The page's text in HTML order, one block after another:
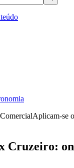
Aplicam-se
Cruzeiro: